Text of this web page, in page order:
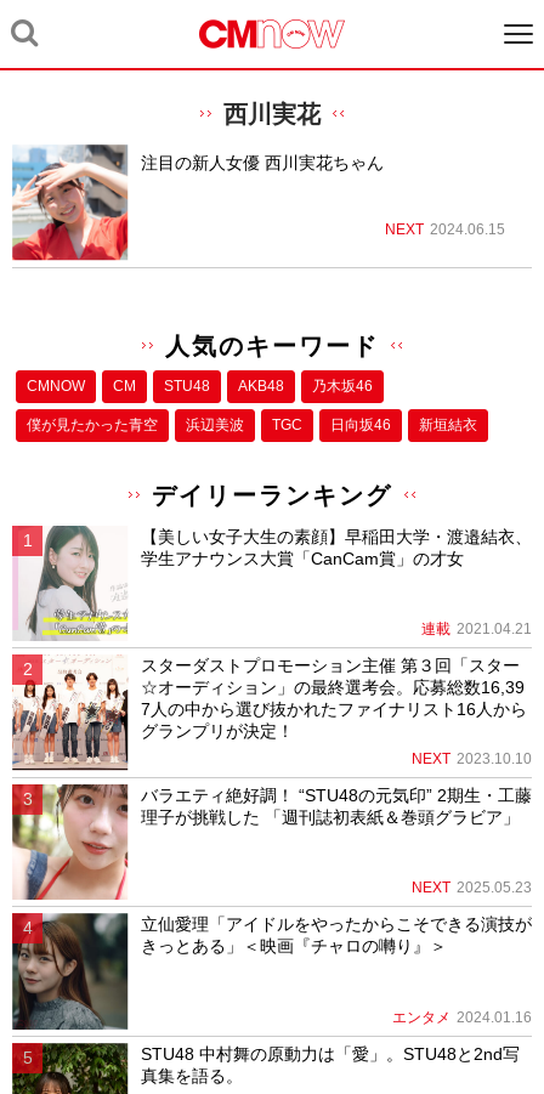
西川実花
注目の新人女優 西川実花ちゃん
NEXT 2024.06.15
人気のキーワード
CMNOW CM STU48 AKB48 乃木坂46
僕が⾒たかった⻘空 浜辺美波 TGC 日向坂46 新垣結衣
デイリーランキング
【美しい女子大生の素顔】早稲田大学・渡邉結衣、
学生アナウンス大賞「CanCam賞」の才女
連載 2021.04.21
スターダストプロモーション主催 第３回「スター
☆オーディション」の最終選考会。応募総数16,39
7人の中から選び抜かれたファイナリスト16人から
グランプリが決定！
NEXT 2023.10.10
バラエティ絶好調！ “STU48の元気印” 2期生・工藤
理子が挑戦した 「週刊誌初表紙＆巻頭グラビア」
NEXT 2025.05.23
立仙愛理「アイドルをやったからこそできる演技が
きっとある」＜映画『チャロの囀り』＞
エンタメ 2024.01.16
STU48 中村舞の原動力は「愛」。STU48と2nd写
真集を語る。